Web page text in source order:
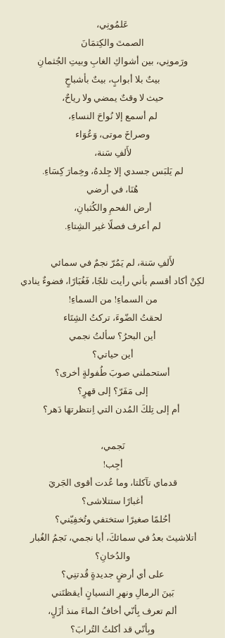
عَلمُونِي،
الصمتَ والكِتمَانَ
ورَمونِي، بين أشواكِ الغابِ وبيتِ الجُثمانِ
بيتٌ بلا أبوابٍ، بيتٌ بأشباحٍ
حيث لا وقتٌ يمضي ولا رياحٌ،
لم أسمع إلا نُواحَ النساءِ،
وصراخَ موتى، وَعُوَاء
لأَلفِ سَنة،
لم يَلبَس جسدي إلا جِلدهُ، وخِمارَ كِسَاءِ.
هُنَا، في أرضي
أرض الفحمِ والكُثبانِ،
لم أعرف فصلًا غير الشِتاءِ.
لأَلفِ سَنة، لم يَمُرّ نجمٌ في سمائي
لكِنْ أكاد أقسم بأني رأيت ثلجًا، فَغُبَارًا، فضوءٌ ينادي
من السماءِ! من السماءِ!
لحقتُ الضّوءَ، تركتُ الشِتَاء
أين البحرُ؟ سألتُ نجمي
أين حياتي؟
أستحملني صوبَ طُفولةٍ أخرى؟
إلى مَفَرّ؟ إلى قهرٍ؟
نَجمي،
أجِب!
قدماي تآكلتا، وما عُدت أقوى الجَريَ
أغبارًا ستتلاشى؟
أحُلمًا صغيرًا ستختفي وتُخفِيّني؟
أتلاشيتَ بعدُ في سمائكَ، أيا نجمي، نَجمُ الغُبار
والدُخانِ؟
على أي أرضٍ جديدةٍ قُدتنِي؟
بَينَ الرمالِ ونهرِ النسيانٍ أيقظتَني
ألم تعرف بِأنّي أخافُ الماءَ منذ أزَلٍ،
وبِأنّي قد أكلتُ التُرابَ؟